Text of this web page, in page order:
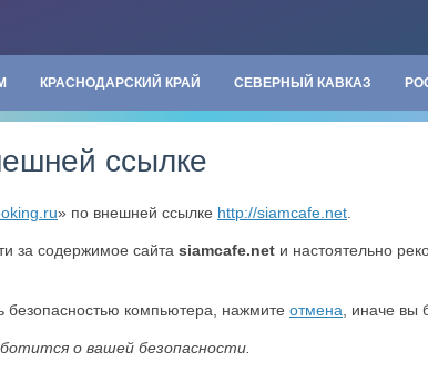
КРАСНОДАРСКИЙ КРАЙ СЕВЕРНЫЙ КАВКАЗ
ссылке
» по внешней ссылке http://siamcafe.net
за содержимое сайта siamcafe.net и настоятельно
безопасностью компьютера, нажмите отмена , иначе
о вашей безопасности.